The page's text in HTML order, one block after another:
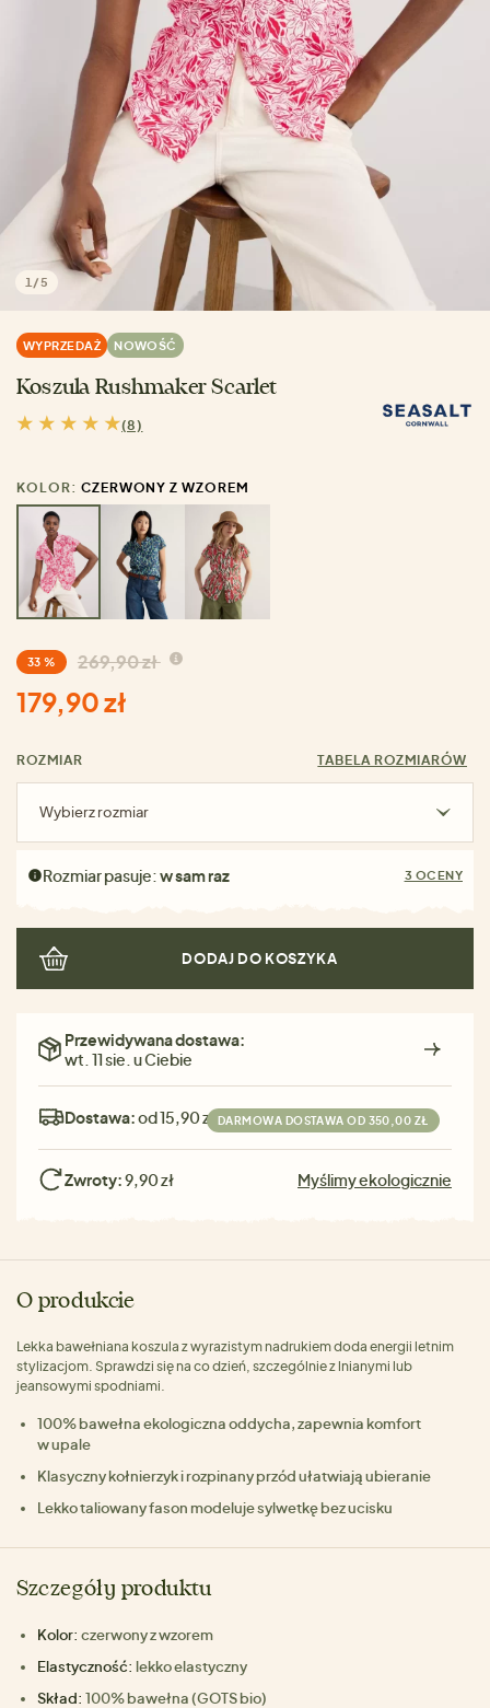
1 /5
WYPRZEDAŻ NOWOŚĆ
Koszula Rushmaker Scarlet
(8)
KOLOR: CZERWONY Z WZOREM
33 % 269,90 zł
179,90 zł
ROZMIAR TABELA ROZMIARÓW
Wybierz rozmiar
Rozmiar pasuje:w sam raz 3 OCENY
DODAJ DO KOSZYKA
Przewidywana dostawa:
wt. 11 sie. u Ciebie
Dostawa:od 15,90 zł DARMOWA DOSTAWA OD 350,00 ZŁ
Zwroty:9,90 zł Myślimy ekologicznie
O produkcie
Lekka bawełniana koszula z wyrazistym nadrukiem doda energii letnim
stylizacjom. Sprawdzi się na co dzień, szczególnie z lnianymi lub
jeansowymi spodniami.
100% bawełna ekologiczna oddycha, zapewnia komfort
w upale
Klasyczny kołnierzyk i rozpinany przód ułatwiają ubieranie
Lekko taliowany fason modeluje sylwetkę bez ucisku
Szczegóły produktu
Kolor: czerwony z wzorem
Elastyczność: lekko elastyczny
Skład: 100% bawełna (GOTS bio)